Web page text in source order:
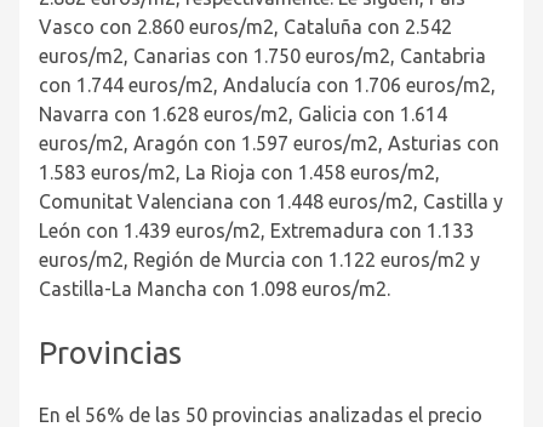
Vasco con 2.860 euros/m2, Cataluña con 2.542
euros/m2, Canarias con 1.750 euros/m2, Cantabria
con 1.744 euros/m2, Andalucía con 1.706 euros/m2,
Navarra con 1.628 euros/m2, Galicia con 1.614
euros/m2, Aragón con 1.597 euros/m2, Asturias con
1.583 euros/m2, La Rioja con 1.458 euros/m2,
Comunitat Valenciana con 1.448 euros/m2, Castilla y
León con 1.439 euros/m2, Extremadura con 1.133
euros/m2, Región de Murcia con 1.122 euros/m2 y
Castilla-La Mancha con 1.098 euros/m2.
Provincias
En el 56% de las 50 provincias analizadas el precio